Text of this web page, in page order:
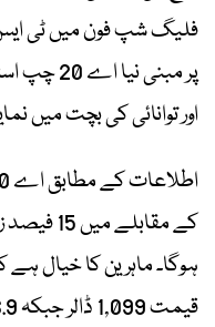
پر مبنی
اور توانائی کی بچت میں